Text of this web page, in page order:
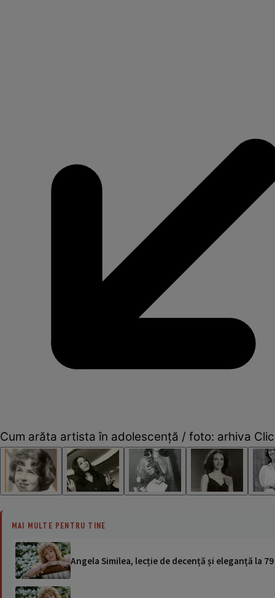
Cum arăta artista în adolescență / foto: arhiva
MAI MULTE PENTRU TINE
Angela Similea, lecție de decență și eleganță la